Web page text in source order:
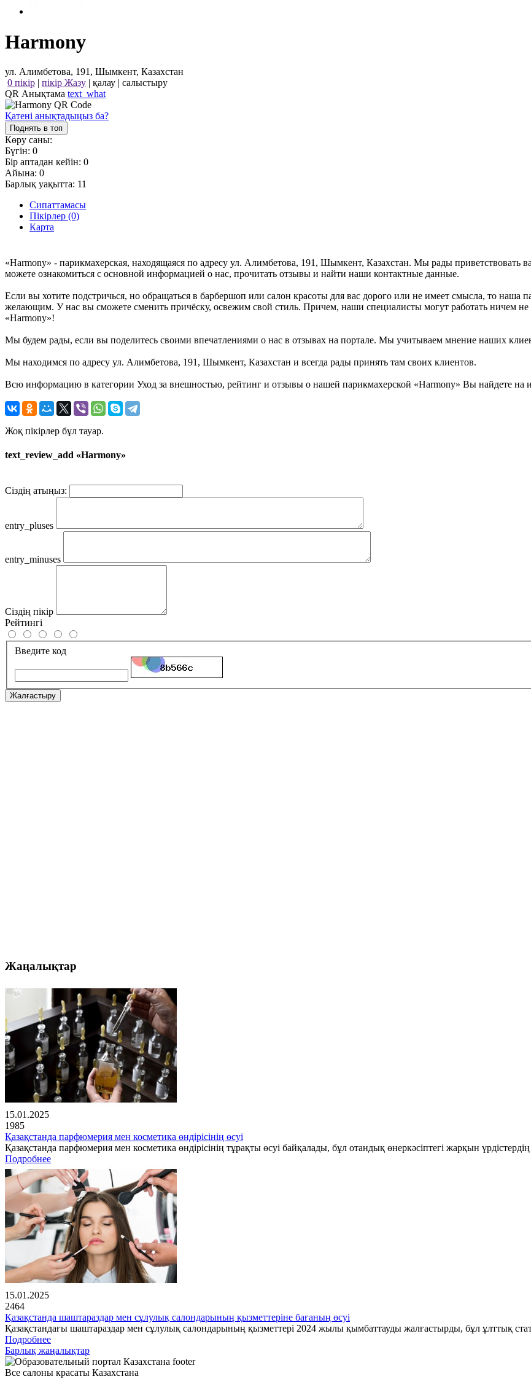
Harmony
ул. Алимбетова, 191, Шымкент, Казахстан
0 пікір | пікір Жазу | қалау | салыстыру
QR Анықтама text_what
Қатені анықтадыңыз ба?
Поднять в топ
Көру саны:
Бүгін: 0
Бір аптадан кейін: 0
Айына: 0
Барлық уақытта: 11
Сипаттамасы
Пікірлер (0)
Карта
«Harmony» - парикмахерская, находящаяся по адресу ул. Алимбетова, 191, Шымкент, Казахстан. Мы рады приветствовать
можете ознакомиться с основной информацией о нас, прочитать отзывы и найти наши контактные данные.
Если вы хотите подстричься, но обращаться в барбершоп или салон красоты для вас дорого или не имеет смысла, то наша
желающим. У нас вы сможете сменить причёску, освежим свой стиль. Причем, наши специалисты могут работать ничем
«Harmony»!
Мы будем рады, если вы поделитесь своими впечатлениями о нас в отзывах на портале. Мы учитываем мнение наших
Мы находимся по адресу ул. Алимбетова, 191, Шымкент, Казахстан и всегда рады принять там своих клиентов.
Всю информацию в категории Уход за внешностью, рейтинг и отзывы о нашей парикмахерской «Harmony» Вы найдете на
Жоқ пікірлер бұл тауар.
text_review_add «Harmony»
Сіздің атыңыз:
entry_pluses
entry_minuses
Сіздің пікір
Рейтингі
Введите код
Жалғастыру
Жаңалықтар
15.01.2025
1985
Қазақстанда парфюмерия мен косметика өндірісінің өсуі
Қазақстанда парфюмерия мен косметика өндірісінің тұрақты өсуі байқалады, бұл отандық өнеркәсіптегі жарқын
Подробнее
15.01.2025
2464
Қазақстанда шаштараздар мен сұлулық салондарының қызметтеріне бағаның өсуі
Қазақстандағы шаштараздар мен сұлулық салондарының қызметтері 2024 жылы қымбаттауды жалғастырды, бұл ұлттық
Подробнее
Барлық жаңалықтар
Все салоны красаты Казахстана